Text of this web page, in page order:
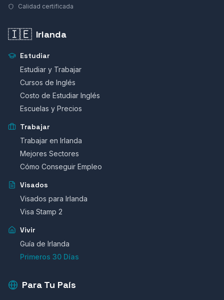
Calidad certificada
🇮🇪 Irlanda
Estudiar
Estudiar y Trabajar
Cursos de Inglés
Costo de Estudiar Inglés
Escuelas y Precios
Trabajar
Trabajar en Irlanda
Mejores Sectores
Cómo Conseguir Empleo
Visados
Visados para Irlanda
Visa Stamp 2
Vivir
Guía de Irlanda
Primeros 30 Días
Para Tu País